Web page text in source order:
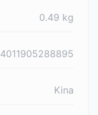
0.49 kg
4011905288895
Kina